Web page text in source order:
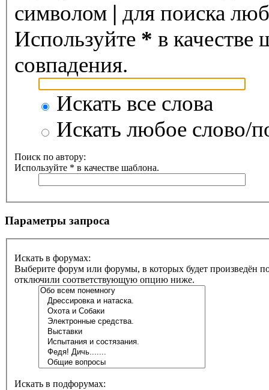
символом | для поиска
Используйте * в качестве
совпадения.
Искать все слова
Искать любое слово/
Поиск по автору:
Используйте * в качестве шаблона.
Параметры запроса
Искать в форумах:
Выберите форум или форумы, в которых будет произведён
отключили соответствующую опцию ниже.
Искать в подфорумах: